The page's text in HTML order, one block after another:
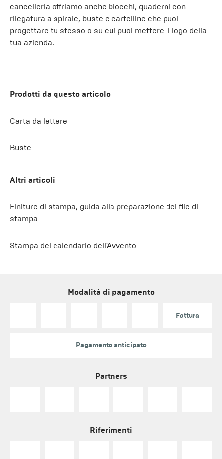
cancelleria offriamo anche blocchi, quaderni con
rilegatura a spirale, buste e cartelline che puoi
progettare tu stesso o su cui puoi mettere il logo della
tua azienda.
Prodotti da questo articolo
Carta da lettere
Buste
Altri articoli
Finiture di stampa, guida alla preparazione dei file di
stampa
Stampa del calendario dell'Avvento
Modalità di pagamento
Fattura
Pagamento anticipato
Partners
Riferimenti